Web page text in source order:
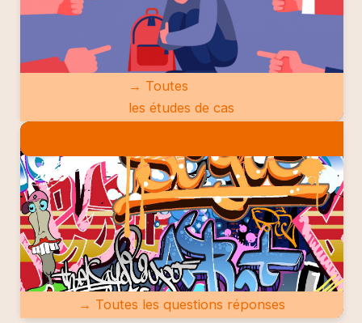
→ Toutes
les études de cas
→ Toutes les questions réponses